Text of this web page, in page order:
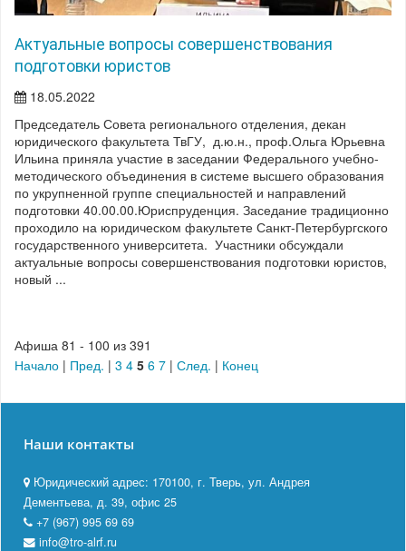
Актуальные вопросы совершенствования
подготовки юристов
18.05.2022
Председатель Совета регионального отделения, декан
юридического факультета ТвГУ, д.ю.н., проф.Ольга Юрьевна
Ильина приняла участие в заседании Федерального учебно-
методического объединения в системе высшего образования
по укрупненной группе специальностей и направлений
подготовки 40.00.00.Юриспруденция. Заседание традиционно
проходило на юридическом факультете Санкт-Петербургского
государственного университета. Участники обсуждали
актуальные вопросы совершенствования подготовки юристов,
новый ...
Афиша 81 - 100 из 391
Начало | Пред. | 3 4 5 6 7 | След. | Конец
Наши контакты
Юридический адрес: 170100, г. Тверь, ул. Андрея
Дементьева, д. 39, офис 25
+7 (967) 995 69 69
info@tro-alrf.ru